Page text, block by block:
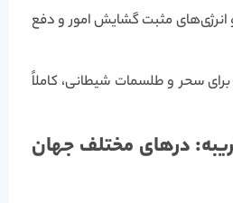
مثبت گشایش امور و دفع
برای سحر و طلسمات شیطانی، کاملاً
درهای مختلف جهان